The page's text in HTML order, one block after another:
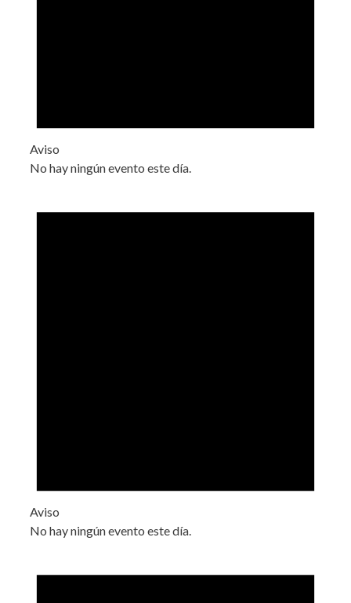
Aviso
No hay ningún evento este día.
Aviso
No hay ningún evento este día.